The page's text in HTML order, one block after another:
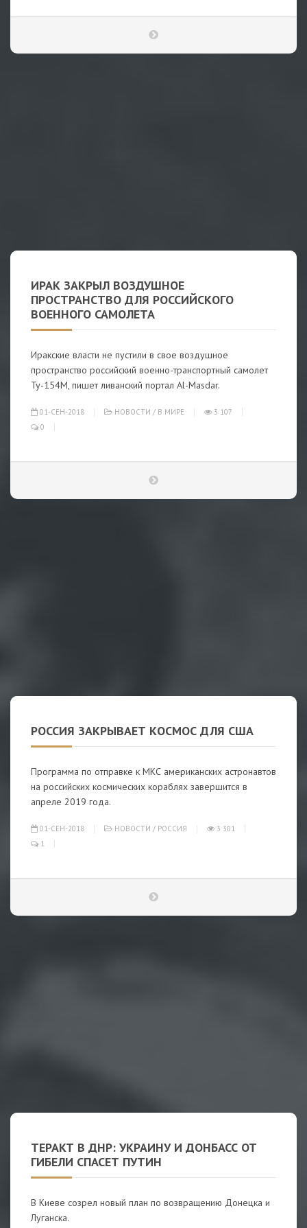
ИРАК ЗАКРЫЛ ВОЗДУШНОЕ
ПРОСТРАНСТВО ДЛЯ РОССИЙСКОГО
ВОЕННОГО САМОЛЕТА
Иракские власти не пустили в свое воздушное
пространство российский военно-транспортный самолет
Ту-154М, пишет ливанский портал Al-Masdar.
01-СЕН-2018 НОВОСТИ / В МИРЕ
3 107
0
РОССИЯ ЗАКРЫВАЕТ КОСМОС ДЛЯ США
Программа по отправке к МКС американских астронавтов
на российских космических кораблях завершится в
апреле 2019 года.
01-СЕН-2018 НОВОСТИ / РОССИЯ
3 301
1
ТЕРАКТ В ДНР: УКРАИНУ И ДОНБАСС ОТ
ГИБЕЛИ СПАСЕТ ПУТИН
В Киеве созрел новый план по возвращению Донецка и
Луганска.